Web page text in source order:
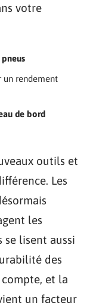
votre
un rendement
de bord
outils et
Les
les
se lisent aussi
des
et la
un facteur